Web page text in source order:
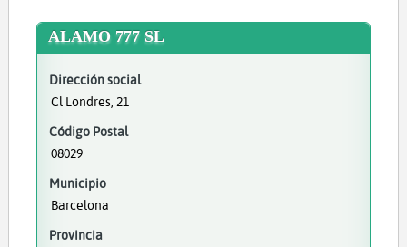
ALAMO 777 SL
Dirección social
Cl Londres, 21
Código Postal
08029
Municipio
Barcelona
Provincia